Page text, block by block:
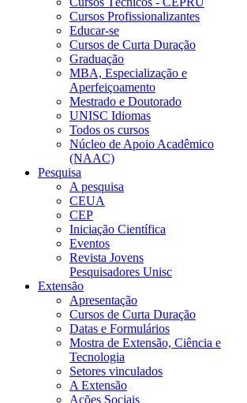
Cursos Profissionalizantes
Educar-se
Cursos de Curta Duração
Graduação
MBA, Especialização e
Aperfeiçoamento
Mestrado e Doutorado
UNISC Idiomas
Todos os cursos
Núcleo de Apoio Acadêmico
(NAAC)
Pesquisa
A pesquisa
CEUA
CEP
Iniciação Científica
Eventos
Revista Jovens
Pesquisadores Unisc
Extensão
Apresentação
Cursos de Curta Duração
Datas e Formulários
Mostra de Extensão, Ciência e
Tecnologia
Setores vinculados
A Extensão
Ações Sociais